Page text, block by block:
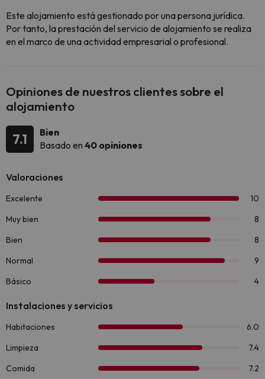
Este alojamiento está gestionado por una persona jurídica.
Por tanto, la prestación del servicio de alojamiento se realiza
en el marco de una actividad empresarial o profesional.
Opiniones de nuestros clientes sobre el
alojamiento
7.1
Bien
Basado en 40 opiniones